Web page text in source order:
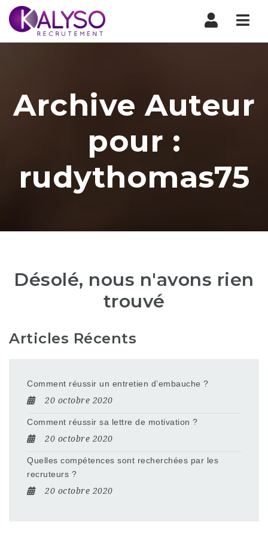
Archive Auteur
pour :
rudythomas75
Désolé, nous n'avons rien
trouvé
Articles Récents
Comment réussir un entretien d’embauche ?
20 octobre 2020
Comment réussir sa lettre de motivation ?
20 octobre 2020
Quelles compétences sont recherchées par les
recruteurs ?
20 octobre 2020